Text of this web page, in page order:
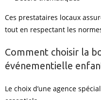
Ces prestataires locaux
tout en respectant les
Comment choisir la
événementielle
Le choix d’une agence